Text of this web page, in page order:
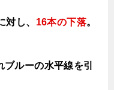
対し、 16本の下落。
ルーの水平線を引